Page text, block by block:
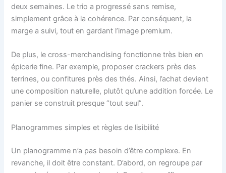
deux semaines. Le trio a progressé sans remise,
simplement grâce à la cohérence. Par conséquent, la
marge a suivi, tout en gardant l’image premium.
De plus, le cross-merchandising fonctionne très bien en
épicerie fine. Par exemple, proposer crackers près des
terrines, ou confitures près des thés. Ainsi, l’achat devient
une composition naturelle, plutôt qu’une addition forcée. Le
panier se construit presque “tout seul”.
Planogrammes simples et règles de lisibilité
Un planogramme n’a pas besoin d’être complexe. En
revanche, il doit être constant. D’abord, on regroupe par